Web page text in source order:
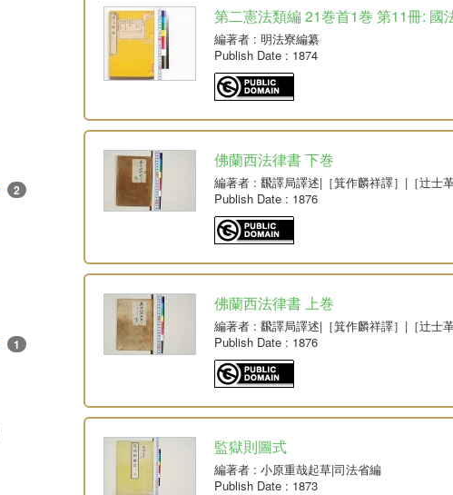
2
1
第二憲法類編 21巻首1巻 第11冊: 國
編著者: 明法寮編纂
Publish Date: 1874
佛蘭西法律書 下巻
編著者: 飜譯局譯述|［箕作麟祥譯］|［辻士
Publish Date: 1876
佛蘭西法律書 上巻
編著者: 飜譯局譯述|［箕作麟祥譯］|［辻士
Publish Date: 1876
監獄則圖式
編著者: 小原重哉起草|司法省編
Publish Date: 1873